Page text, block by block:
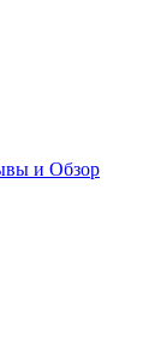
и Обзор